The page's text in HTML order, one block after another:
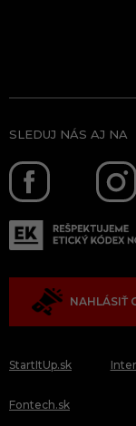
SLEDUJ NÁS AJ NA
NAHLÁSIŤ
StartItUp.sk
Fontech.sk